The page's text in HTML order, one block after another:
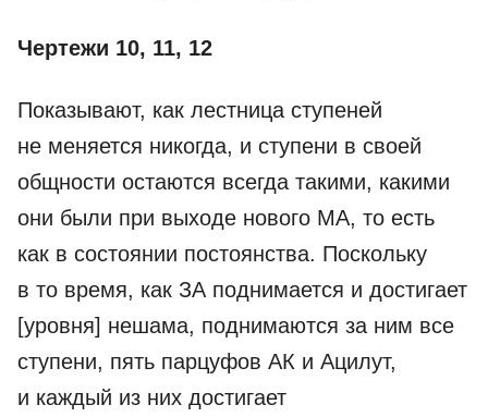
Чертежи 10, 11, 12
Показывают, как лестница ступеней
не меняется никогда, и ступени в своей
общности остаются всегда такими, какими
они были при выходе нового МА, то есть
как в состоянии постоянства. Поскольку
в то время, как ЗА поднимается и достигает
[уровня] нешама, поднимаются за ним все
ступени, пять парцуфов АК и Ацилут,
и каждый из них достигает